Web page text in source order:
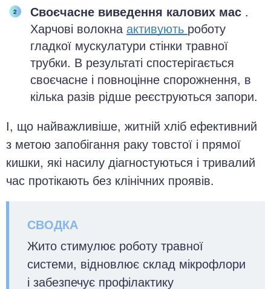
Своєчасне виведення калових мас .
Харчові волокна активують роботу
гладкої мускулатури стінки травної
трубки. В результаті спостерігається
своєчасне і повноцінне спорожнення, в
кілька разів рідше реєструються запори.
І, що найважливіше, житній хліб ефективний
з метою запобігання раку товстої і прямої
кишки, які насилу діагностуються і тривалий
час протікають без клінічних проявів.
Жито стимулює роботу травної
системи, відновлює склад мікрофлори
і забезпечує профілактику